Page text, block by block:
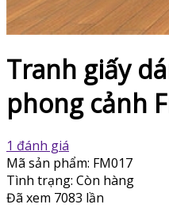
Tranh giấy
phong cảnh
1 đánh giá
Mã sản phẩm: FM017
Tình trạng: Còn hàng
Đã xem 7083 lần